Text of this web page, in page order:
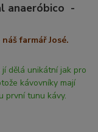
anaeróbico -
farmář José.
dělá unikátní jak pro
kávovníky mají
první tunu kávy.